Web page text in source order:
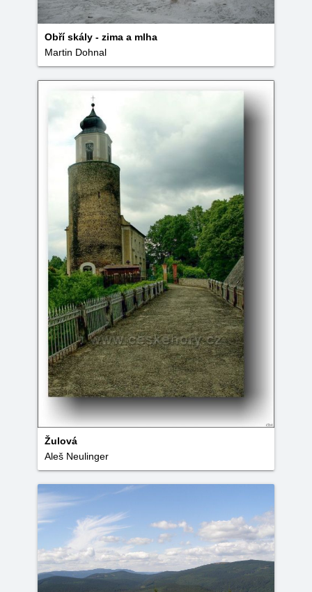
Obří skály - zima a mlha
Martin Dohnal
Žulová
Aleš Neulinger